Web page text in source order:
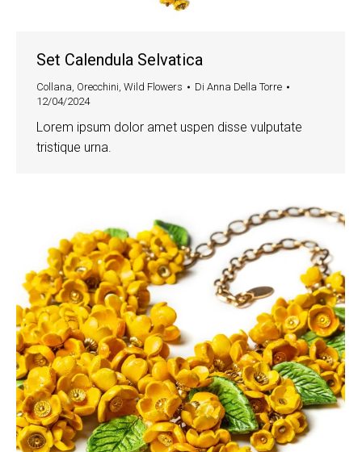
Set Calendula Selvatica
Collana, Orecchini, Wild Flowers Di Anna Della Torre
12/04/2024
Lorem ipsum dolor amet uspen disse vulputate
tristique urna.